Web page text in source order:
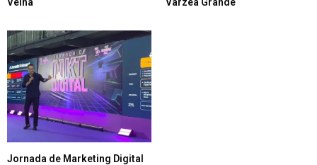
Velha
Várzea Grande
Jornada de Marketing Digital